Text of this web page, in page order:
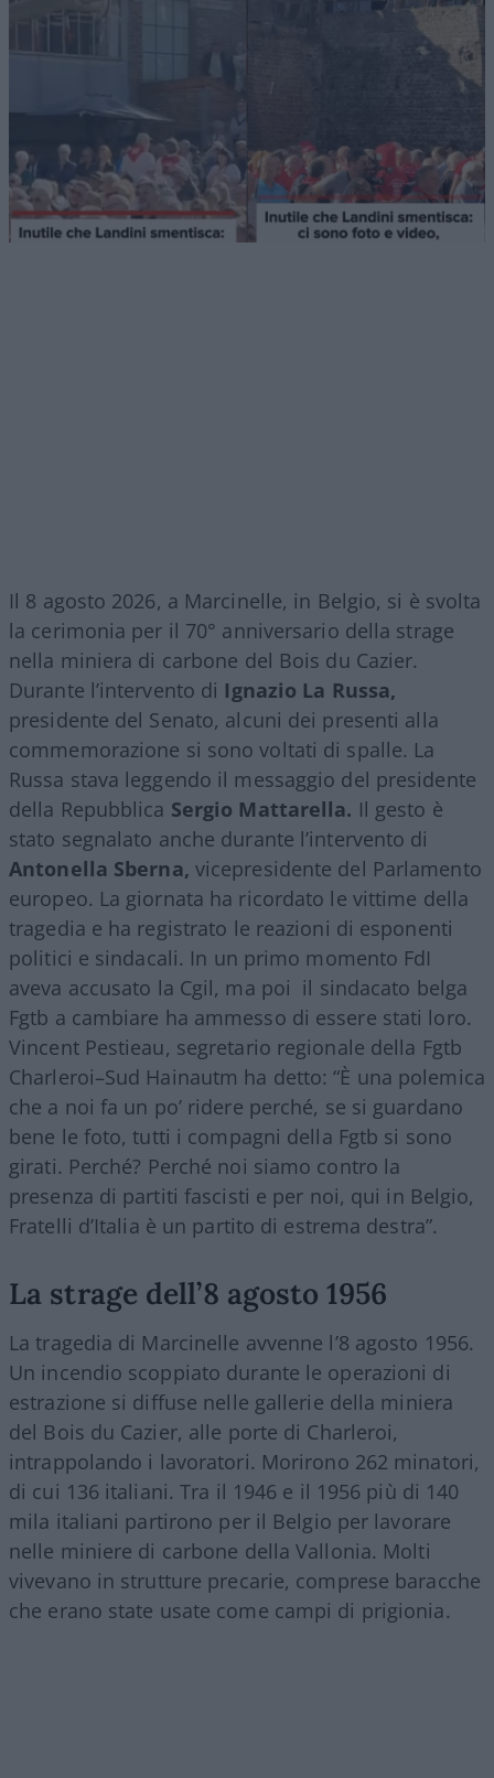
Il 8 agosto 2026, a Marcinelle, in Belgio, si è svolta
la cerimonia per il 70° anniversario della strage
nella miniera di carbone del Bois du Cazier.
Durante l’intervento di Ignazio La Russa,
presidente del Senato, alcuni dei presenti alla
commemorazione si sono voltati di spalle. La
Russa stava leggendo il messaggio del presidente
della Repubblica Sergio Mattarella. Il gesto è
stato segnalato anche durante l’intervento di
Antonella Sberna, vicepresidente del Parlamento
europeo. La giornata ha ricordato le vittime della
tragedia e ha registrato le reazioni di esponenti
politici e sindacali. In un primo momento FdI
aveva accusato la Cgil, ma poi il sindacato belga
Fgtb a cambiare ha ammesso di essere stati loro.
Vincent Pestieau, segretario regionale della Fgtb
Charleroi–Sud Hainautm ha detto: “È una polemica
che a noi fa un po’ ridere perché, se si guardano
bene le foto, tutti i compagni della Fgtb si sono
girati. Perché? Perché noi siamo contro la
presenza di partiti fascisti e per noi, qui in Belgio,
Fratelli d’Italia è un partito di estrema destra”.
La strage dell’8 agosto 1956
La tragedia di Marcinelle avvenne l’8 agosto 1956.
Un incendio scoppiato durante le operazioni di
estrazione si diffuse nelle gallerie della miniera
del Bois du Cazier, alle porte di Charleroi,
intrappolando i lavoratori. Morirono 262 minatori,
di cui 136 italiani. Tra il 1946 e il 1956 più di 140
mila italiani partirono per il Belgio per lavorare
nelle miniere di carbone della Vallonia. Molti
vivevano in strutture precarie, comprese baracche
che erano state usate come campi di prigionia.